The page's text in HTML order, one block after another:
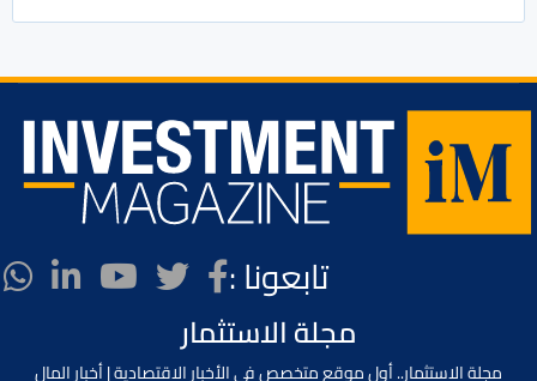
تابعونا :
مجلة الاستثمار
مجلة الاستثمار.. أول موقع متخصص في الأخبار الاقتصادية | أخبار المال